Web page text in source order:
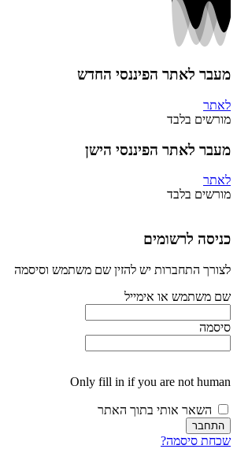
מעבר לאתר הפיננסי החדש
לאתר
מורשים בלבד
מעבר לאתר הפיננסי הישן
לאתר
מורשים בלבד
כניסה לרשומים
לצורך התחברות יש להזין שם משתמש וסיסמה
שם משתמש או אימייל
סיסמה
Only fill in if you are not human
השאר אותי בתוך האתר
שכחת סיסמה?